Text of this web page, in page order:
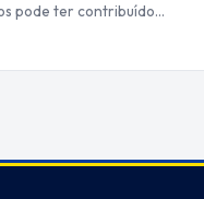
pode ter contribuído…